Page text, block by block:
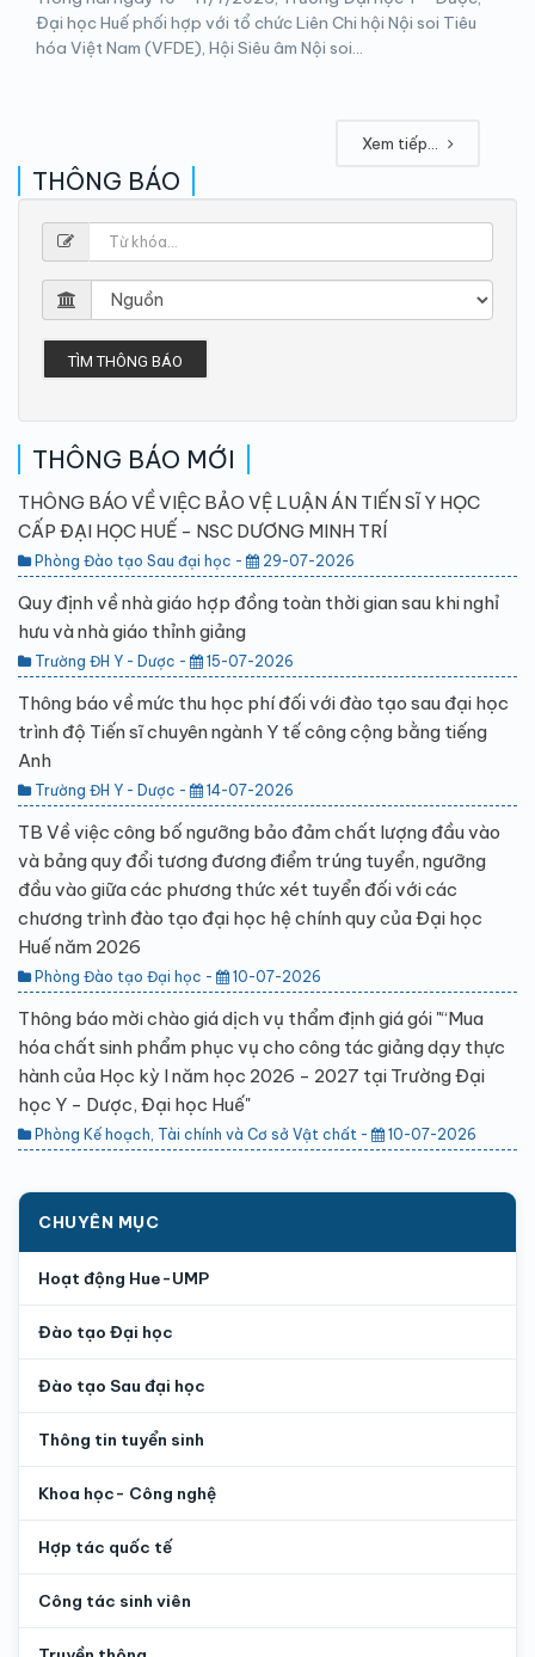
Đại học Huế phối hợp với tổ chức Liên Chi hội Nội soi Tiêu
hóa Việt Nam (VFDE), Hội Siêu âm Nội soi...
Xem tiếp...
THÔNG BÁO
TÌM THÔNG BÁO
THÔNG BÁO MỚI
THÔNG BÁO VỀ VIỆC BẢO VỆ LUẬN ÁN TIẾN SĨ Y HỌC
CẤP ĐẠI HỌC HUẾ - NSC DƯƠNG MINH TRÍ
Phòng Đào tạo Sau đại học - 29-07-2026
Quy định về nhà giáo hợp đồng toàn thời gian sau khi nghỉ
hưu và nhà giáo thỉnh giảng
Trường ĐH Y - Dược - 15-07-2026
Thông báo về mức thu học phí đối với đào tạo sau đại học
trình độ Tiến sĩ chuyên ngành Y tế công cộng bằng tiếng
Anh
Trường ĐH Y - Dược - 14-07-2026
TB Về việc công bố ngưỡng bảo đảm chất lượng đầu vào
và bảng quy đổi tương đương điểm trúng tuyển, ngưỡng
đầu vào giữa các phương thức xét tuyển đối với các
chương trình đào tạo đại học hệ chính quy của Đại học
Huế năm 2026
Phòng Đào tạo Đại học - 10-07-2026
Thông báo mời chào giá dịch vụ thẩm định giá gói "“Mua
hóa chất sinh phẩm phục vụ cho công tác giảng dạy thực
hành của Học kỳ I năm học 2026 - 2027 tại Trường Đại
học Y - Dược, Đại học Huế"
Phòng Kế hoạch, Tài chính và Cơ sở Vật chất - 10-07-2026
CHUYÊN MỤC
Hoạt động Hue-UMP
Đào tạo Đại học
Đào tạo Sau đại học
Thông tin tuyển sinh
Khoa học- Công nghệ
Hợp tác quốc tế
Công tác sinh viên